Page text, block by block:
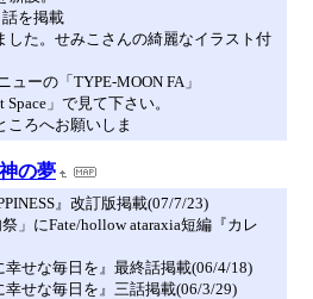
を掲載
した。せみこさんの綺麗なイラスト付
ーの「TYPE-MOON FA」
」で見て下さい。
ろへお願いしま
の夢
』改訂版掲載(07/7/23)
」にFate/hollow ataraxia短編『カレ
幸せな毎日を』最終話掲載(06/4/18)
幸せな毎日を』三話掲載(06/3/29)